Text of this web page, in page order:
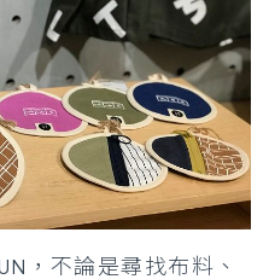
，不論是尋找布料、